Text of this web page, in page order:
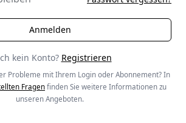
kein Konto? Registrieren
Probleme mit Ihrem Login oder Abonnement? In
Fragenfinden Sie weitere Informationen zu
unseren Angeboten.